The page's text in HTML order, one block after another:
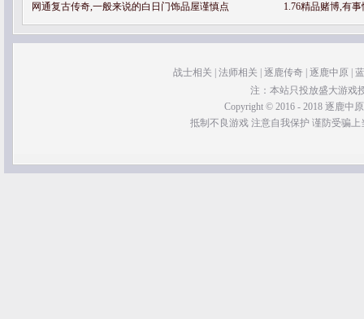
网通复古传奇,一般来说的白日门饰品屋谨慎点
1.76精品赌博,有
战士相关 法师相关 逐鹿传奇 逐鹿中原
注：本站只投放盛大游戏
Copyright © 2016 - 2018 逐鹿中
抵制不良游戏 注意自我保护 谨防受骗